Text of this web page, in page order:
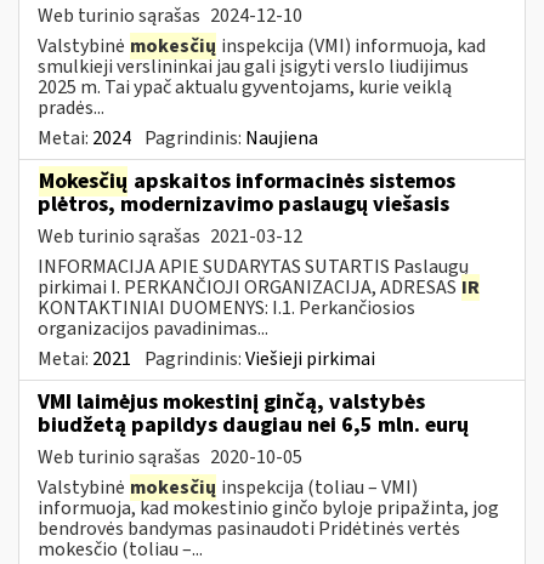
Web turinio sąrašas 2024-12-10
Valstybinė mokesčių inspekcija (VMI) informuoja, kad
smulkieji verslininkai jau gali įsigyti verslo liudijimus
2025 m. Tai ypač aktualu gyventojams, kurie veiklą
pradės...
Metai: 2024 Pagrindinis: Naujiena
Mokesčių apskaitos informacinės sistemos
plėtros, modernizavimo paslaugų viešasis
Web turinio sąrašas 2021-03-12
INFORMACIJA APIE SUDARYTAS SUTARTIS Paslaugų
pirkimai I. PERKANČIOJI ORGANIZACIJA, ADRESAS IR
KONTAKTINIAI DUOMENYS: I.1. Perkančiosios
organizacijos pavadinimas...
Metai: 2021 Pagrindinis:Viešieji pirkimai
VMI laimėjus mokestinį ginčą, valstybės
biudžetą papildys daugiau nei 6,5 mln. eurų
Web turinio sąrašas 2020-10-05
Valstybinė mokesčių inspekcija (toliau – VMI)
informuoja, kad mokestinio ginčo byloje pripažinta, jog
bendrovės bandymas pasinaudoti Pridėtinės vertės
mokesčio (toliau –...